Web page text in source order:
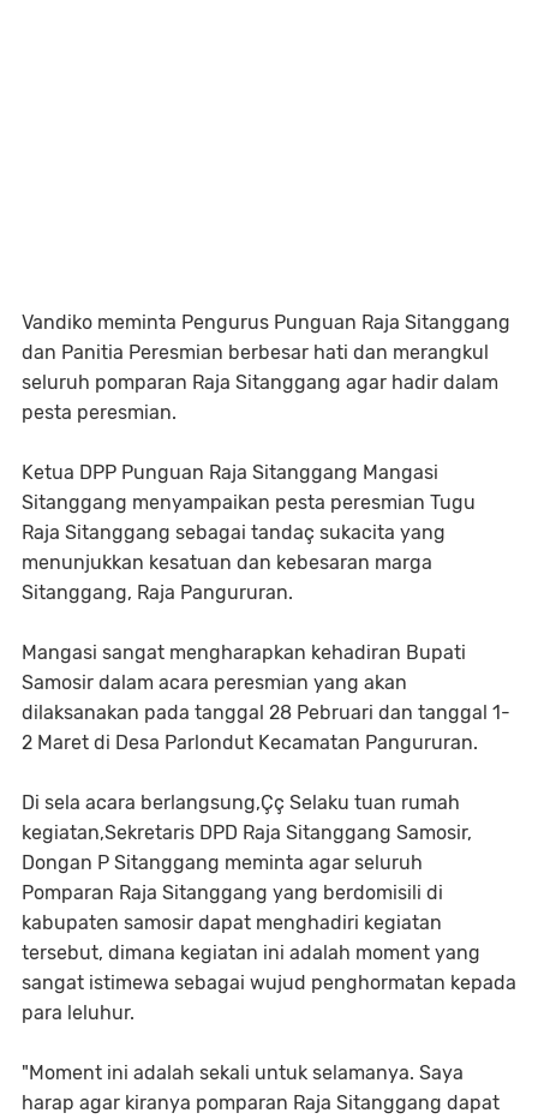
Vandiko meminta Pengurus Punguan Raja Sitanggang
dan Panitia Peresmian berbesar hati dan merangkul
seluruh pomparan Raja Sitanggang agar hadir dalam
pesta peresmian.
Ketua DPP Punguan Raja Sitanggang Mangasi
Sitanggang menyampaikan pesta peresmian Tugu
Raja Sitanggang sebagai tandaç sukacita yang
menunjukkan kesatuan dan kebesaran marga
Sitanggang, Raja Pangururan.
Mangasi sangat mengharapkan kehadiran Bupati
Samosir dalam acara peresmian yang akan
dilaksanakan pada tanggal 28 Pebruari dan tanggal 1-
2 Maret di Desa Parlondut Kecamatan Pangururan.
Di sela acara berlangsung,Çç Selaku tuan rumah
kegiatan,Sekretaris DPD Raja Sitanggang Samosir,
Dongan P Sitanggang meminta agar seluruh
Pomparan Raja Sitanggang yang berdomisili di
kabupaten samosir dapat menghadiri kegiatan
tersebut, dimana kegiatan ini adalah moment yang
sangat istimewa sebagai wujud penghormatan kepada
para leluhur.
"Moment ini adalah sekali untuk selamanya. Saya
harap agar kiranya pomparan Raja Sitanggang dapat